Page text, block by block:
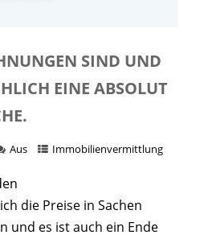
SIND UND
EINE ABSOLUT
Aus Immobilienvermittlung
die Preise in Sachen
und es ist auch ein Ende